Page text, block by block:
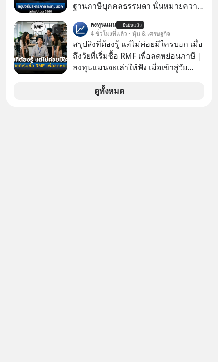
ฐานภาษีบุคคลธรรมดา นั่นหมายความ
ลงทุนแมน ยืนยันแล้ว
4 ชั่วโมงที่แล้ว • หุ้น & เศรษฐกิจ
สรุปสิ่งที่ต้องรู้ แต่ไม่ค่อยมีใครบอก เมื่อ
ถึงวัยที่เริ่มซื้อ RMF เพื่อลดหย่อนภาษี |
ลงทุนแมนจะเล่าให้ฟัง เมื่อเข้าสู่วัย
ดูทั้งหมด